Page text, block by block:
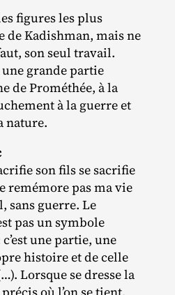
figures les plus
de Kadishman, mais ne
son seul travail.
grande partie
de Prométhée, à la
à la guerre et
nature.
son fils se sacrifie
remémore pas ma vie
sans guerre. Le
pas un symbole
une partie, une
histoire et de celle
Lorsque se dresse la